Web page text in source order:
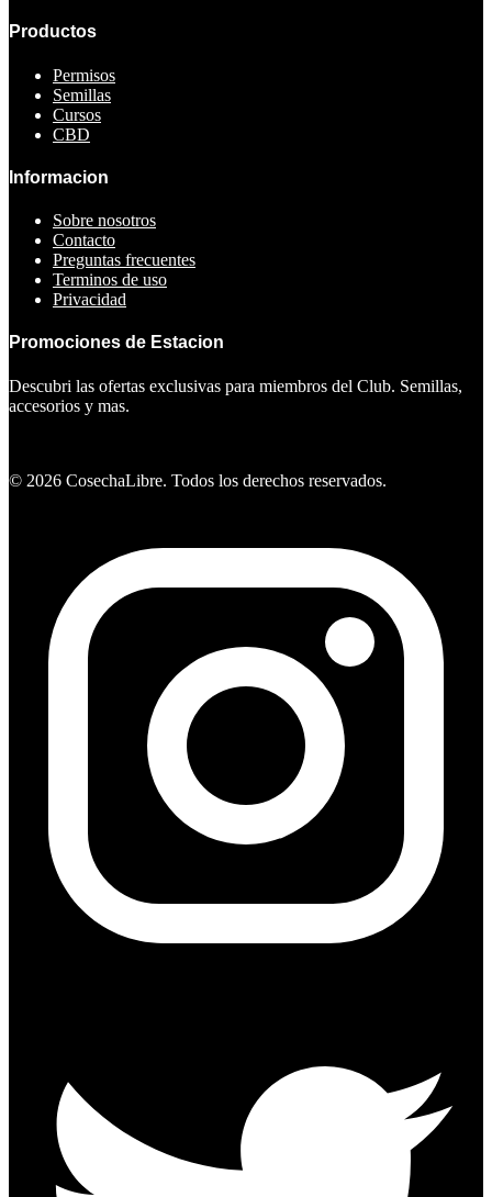
Productos
Permisos
Semillas
Cursos
CBD
Informacion
Sobre nosotros
Contacto
Preguntas frecuentes
Terminos de uso
Privacidad
Promociones de Estacion
Descubri las ofertas exclusivas para miembros del Club. Semillas,
accesorios y mas.
© 2026 CosechaLibre. Todos los derechos reservados.